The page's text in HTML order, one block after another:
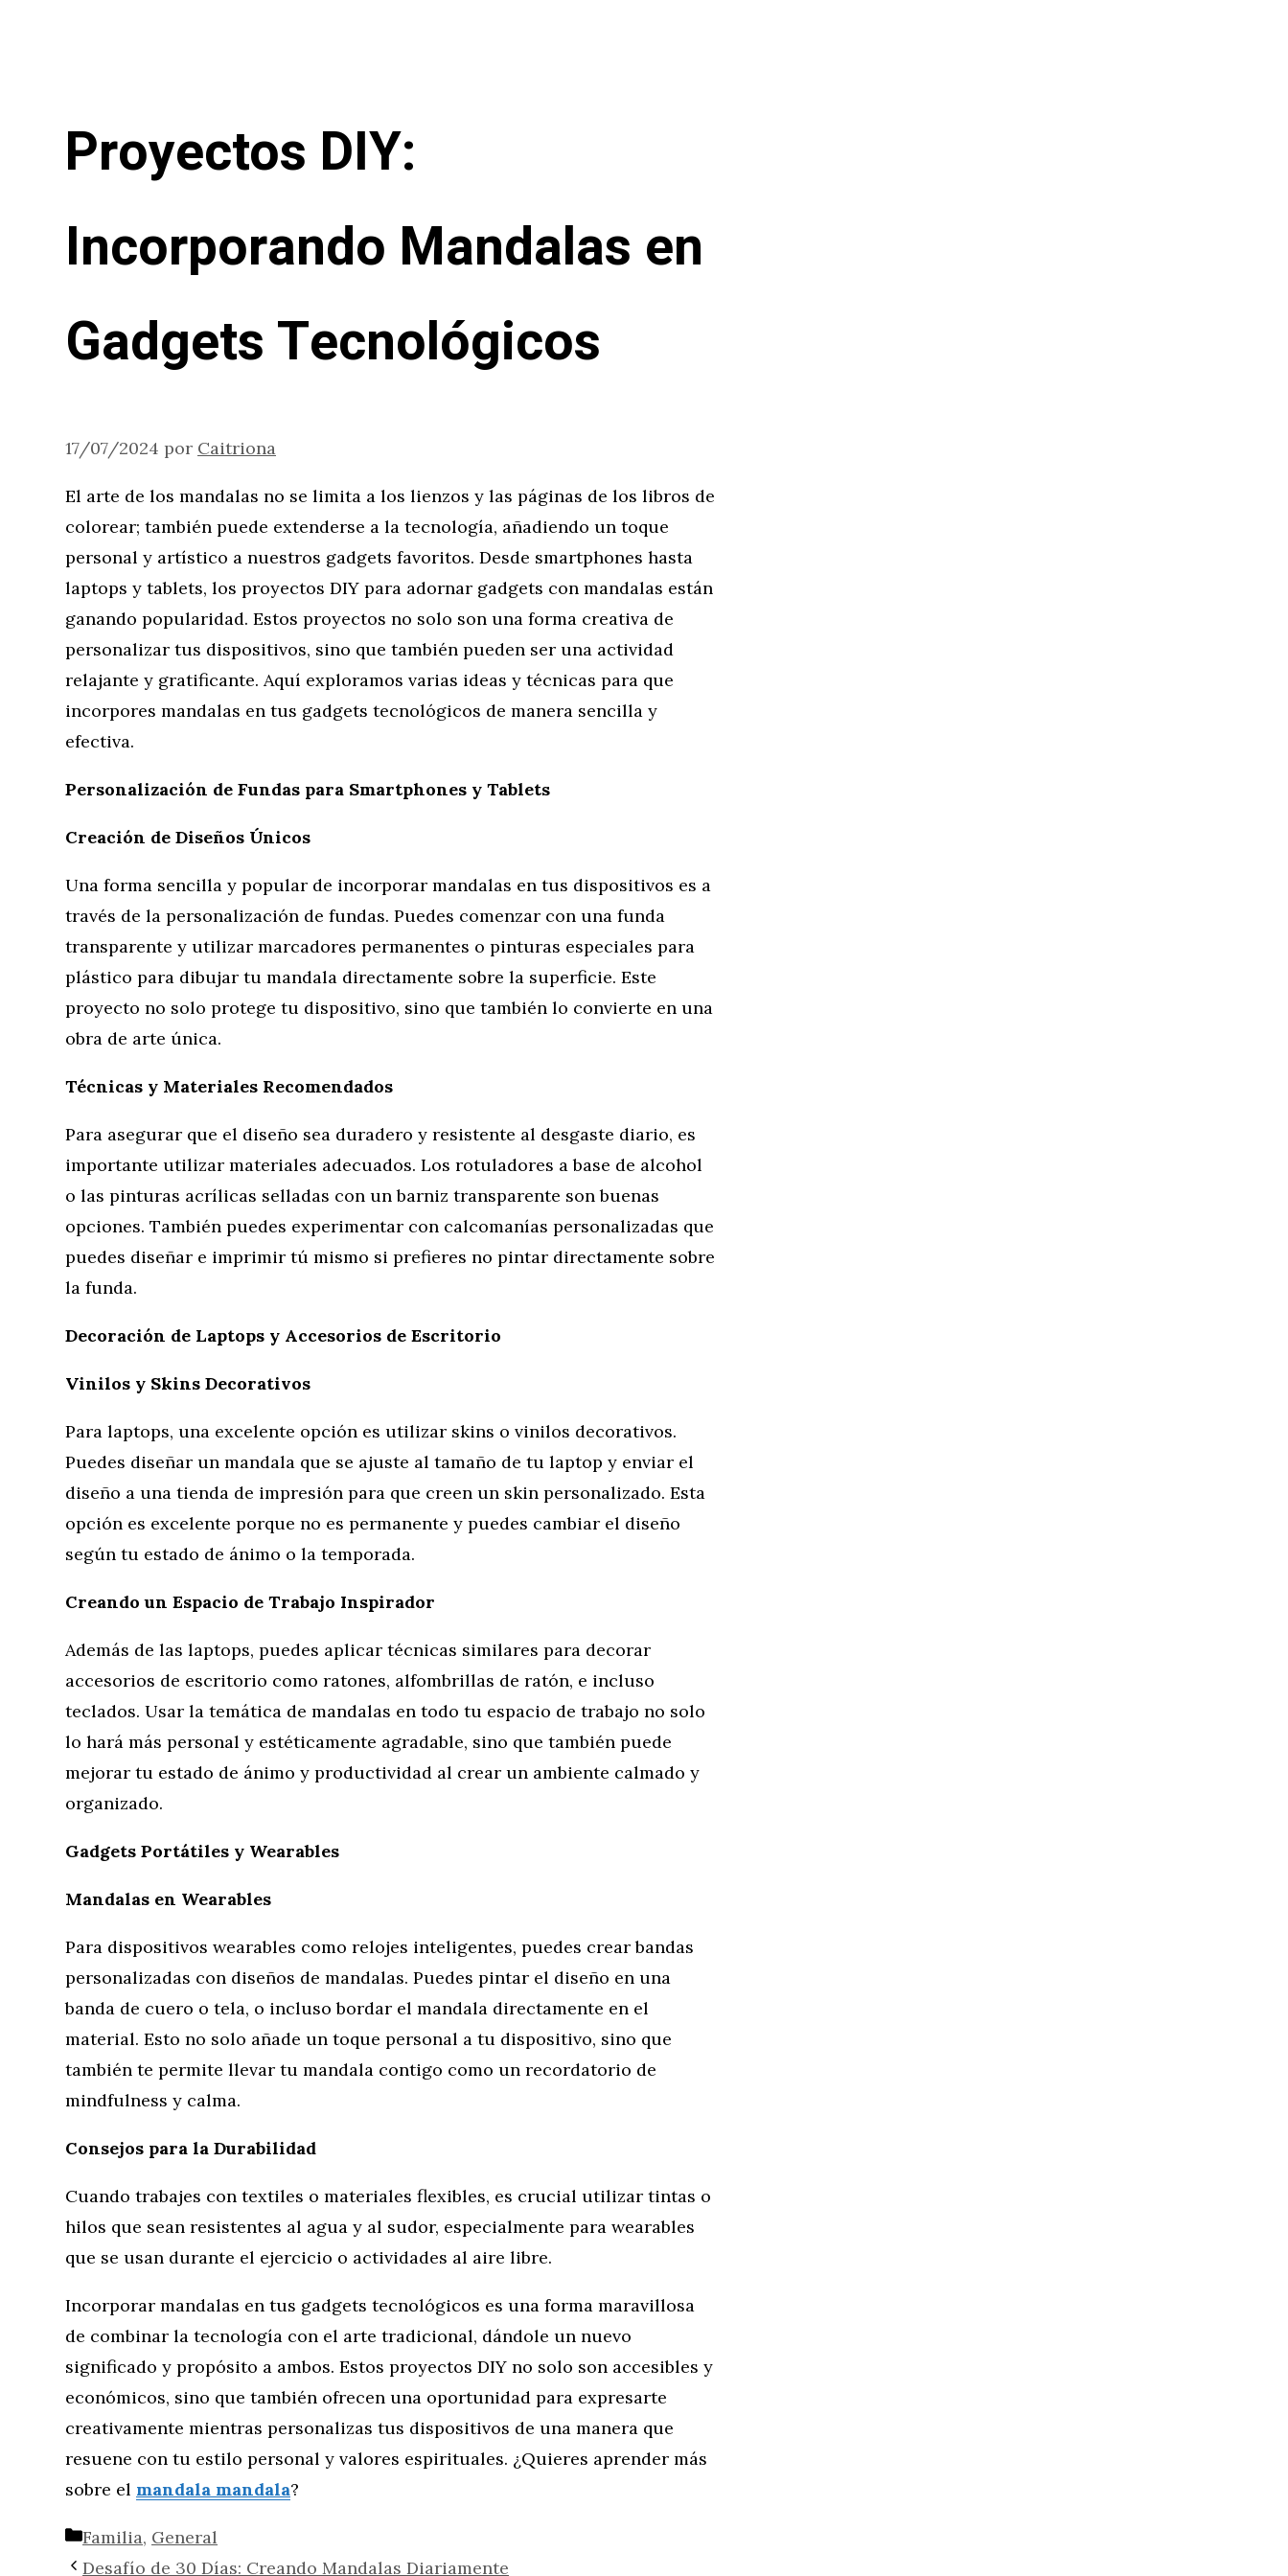
Proyectos DIY:
Incorporando Mandalas en
Gadgets Tecnológicos
17/07/2024 por Caitriona
El arte de los mandalas no se limita a los lienzos y las páginas de los libros de
colorear; también puede extenderse a la tecnología, añadiendo un toque
personal y artístico a nuestros gadgets favoritos. Desde smartphones hasta
laptops y tablets, los proyectos DIY para adornar gadgets con mandalas están
ganando popularidad. Estos proyectos no solo son una forma creativa de
personalizar tus dispositivos, sino que también pueden ser una actividad
relajante y gratificante. Aquí exploramos varias ideas y técnicas para que
incorpores mandalas en tus gadgets tecnológicos de manera sencilla y
efectiva.
Personalización de Fundas para Smartphones y Tablets
Creación de Diseños Únicos
Una forma sencilla y popular de incorporar mandalas en tus dispositivos es a
través de la personalización de fundas. Puedes comenzar con una funda
transparente y utilizar marcadores permanentes o pinturas especiales para
plástico para dibujar tu mandala directamente sobre la superficie. Este
proyecto no solo protege tu dispositivo, sino que también lo convierte en una
obra de arte única.
Técnicas y Materiales Recomendados
Para asegurar que el diseño sea duradero y resistente al desgaste diario, es
importante utilizar materiales adecuados. Los rotuladores a base de alcohol
o las pinturas acrílicas selladas con un barniz transparente son buenas
opciones. También puedes experimentar con calcomanías personalizadas que
puedes diseñar e imprimir tú mismo si prefieres no pintar directamente sobre
la funda.
Decoración de Laptops y Accesorios de Escritorio
Vinilos y Skins Decorativos
Para laptops, una excelente opción es utilizar skins o vinilos decorativos.
Puedes diseñar un mandala que se ajuste al tamaño de tu laptop y enviar el
diseño a una tienda de impresión para que creen un skin personalizado. Esta
opción es excelente porque no es permanente y puedes cambiar el diseño
según tu estado de ánimo o la temporada.
Creando un Espacio de Trabajo Inspirador
Además de las laptops, puedes aplicar técnicas similares para decorar
accesorios de escritorio como ratones, alfombrillas de ratón, e incluso
teclados. Usar la temática de mandalas en todo tu espacio de trabajo no solo
lo hará más personal y estéticamente agradable, sino que también puede
mejorar tu estado de ánimo y productividad al crear un ambiente calmado y
organizado.
Gadgets Portátiles y Wearables
Mandalas en Wearables
Para dispositivos wearables como relojes inteligentes, puedes crear bandas
personalizadas con diseños de mandalas. Puedes pintar el diseño en una
banda de cuero o tela, o incluso bordar el mandala directamente en el
material. Esto no solo añade un toque personal a tu dispositivo, sino que
también te permite llevar tu mandala contigo como un recordatorio de
mindfulness y calma.
Consejos para la Durabilidad
Cuando trabajes con textiles o materiales flexibles, es crucial utilizar tintas o
hilos que sean resistentes al agua y al sudor, especialmente para wearables
que se usan durante el ejercicio o actividades al aire libre.
Incorporar mandalas en tus gadgets tecnológicos es una forma maravillosa
de combinar la tecnología con el arte tradicional, dándole un nuevo
significado y propósito a ambos. Estos proyectos DIY no solo son accesibles y
económicos, sino que también ofrecen una oportunidad para expresarte
creativamente mientras personalizas tus dispositivos de una manera que
resuene con tu estilo personal y valores espirituales. ¿Quieres aprender más
sobre el mandala mandala?
Categorías
Familia, General
Desafío de 30 Días: Creando Mandalas Diariamente